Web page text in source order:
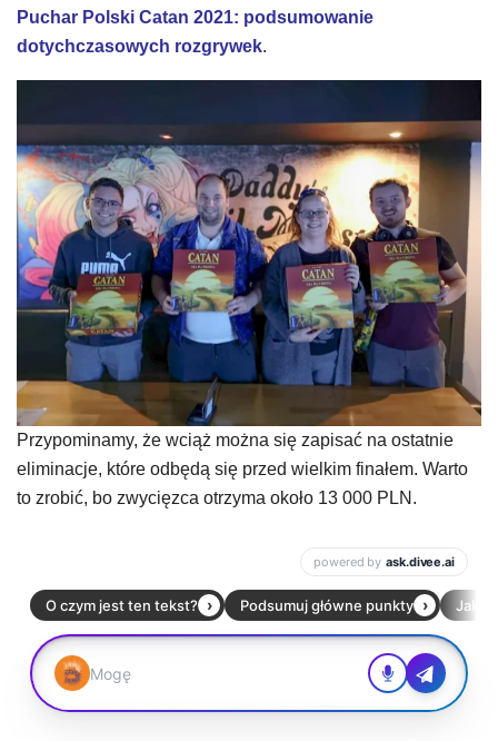
Puchar Polski Catan 2021: podsumowanie
dotychczasowych rozgrywek.
Przypominamy, że wciąż można się zapisać na ostatnie
eliminacje, które odbędą się przed wielkim finałem. Warto
to zrobić, bo zwycięzca otrzyma około 13 000 PLN.